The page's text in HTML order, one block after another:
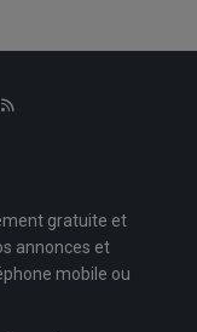
gratuite et
annonces et
mobile ou